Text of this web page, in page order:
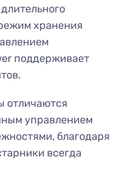
хранения
поддерживает
отличаются
управлением
благодаря
всегда